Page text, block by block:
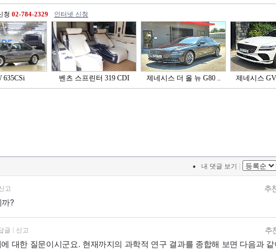
청 02-784-2329 인터넷 신청
635CSi 벤츠 스프린터 319 CDI 제네시스 더 올 뉴 G80 .. 제네시스
내 댓글 보기
고
?
추
글 신고
대한 질문이시군요. 현재까지의 과학적 연구 결과를 종합해 보면 다음과 같
추